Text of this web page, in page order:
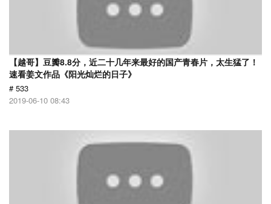
【越哥】豆瓣8.8分，近二十几年来最好的国产青春片，太生猛了！
速看姜文作品《阳光灿烂的日子》
# 533
2019-06-10 08:43